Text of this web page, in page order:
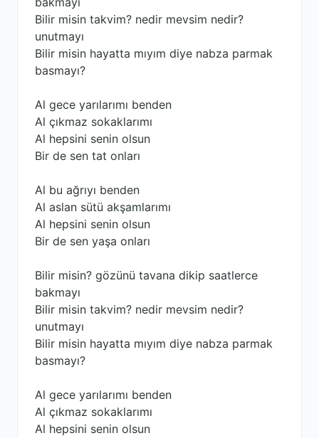
Bilir misin takvim? nedir mevsim nedir?
unutmayı
Bilir misin hayatta mıyım diye nabza parmak
basmayı?
Al gece yarılarımı benden
Al çıkmaz sokaklarımı
Al hepsini senin olsun
Bir de sen tat onları
Al bu ağrıyı benden
Al aslan sütü akşamlarımı
Al hepsini senin olsun
Bir de sen yaşa onları
Bilir misin? gözünü tavana dikip saatlerce
bakmayı
Bilir misin takvim? nedir mevsim nedir?
unutmayı
Bilir misin hayatta mıyım diye nabza parmak
basmayı?
Al gece yarılarımı benden
Al çıkmaz sokaklarımı
Al hepsini senin olsun